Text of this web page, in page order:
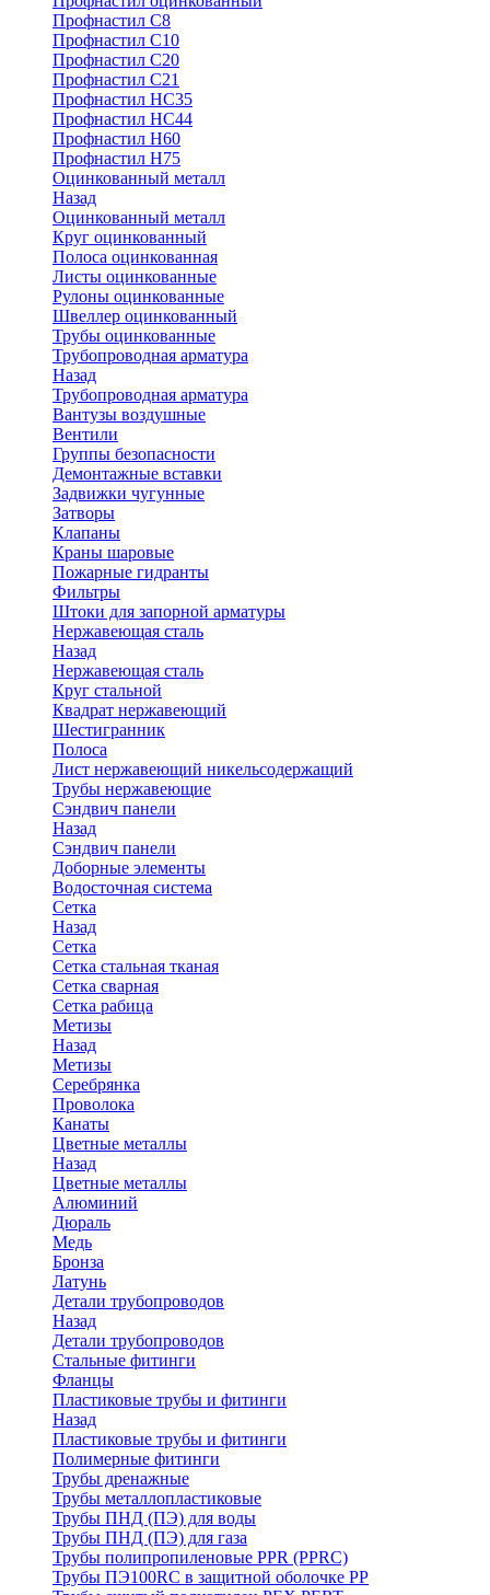
Профнастил С8
Профнастил С10
Профнастил С20
Профнастил С21
Профнастил НС35
Профнастил НС44
Профнастил Н60
Профнастил Н75
Оцинкованный металл
Назад
Оцинкованный металл
Круг оцинкованный
Полоса оцинкованная
Листы оцинкованные
Рулоны оцинкованные
Швеллер оцинкованный
Трубы оцинкованные
Трубопроводная арматура
Назад
Трубопроводная арматура
Вантузы воздушные
Вентили
Группы безопасности
Демонтажные вставки
Задвижки чугунные
Затворы
Клапаны
Краны шаровые
Пожарные гидранты
Фильтры
Штоки для запорной арматуры
Нержавеющая сталь
Назад
Нержавеющая сталь
Круг стальной
Квадрат нержавеющий
Шестигранник
Полоса
Лист нержавеющий никельсодержащий
Трубы нержавеющие
Сэндвич панели
Назад
Сэндвич панели
Доборные элементы
Водосточная система
Сетка
Назад
Сетка
Сетка стальная тканая
Сетка сварная
Сетка рабица
Метизы
Назад
Метизы
Серебрянка
Проволока
Канаты
Цветные металлы
Назад
Цветные металлы
Алюминий
Дюраль
Медь
Бронза
Латунь
Детали трубопроводов
Назад
Детали трубопроводов
Стальные фитинги
Фланцы
Пластиковые трубы и фитинги
Назад
Пластиковые трубы и фитинги
Полимерные фитинги
Трубы дренажные
Трубы металлопластиковые
Трубы ПНД (ПЭ) для воды
Трубы ПНД (ПЭ) для газа
Трубы полипропиленовые PPR (PPRC)
Трубы ПЭ100RC в защитной оболочке PP